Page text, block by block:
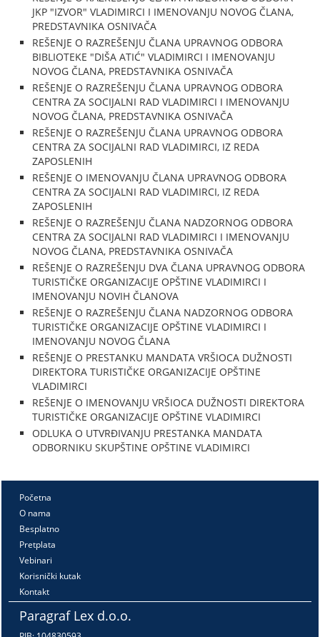
JKP "IZVOR" VLADIMIRCI I IMENOVANJU NOVOG ČLANA,
PREDSTAVNIKA OSNIVAČA
REŠENJE O RAZREŠENJU ČLANA UPRAVNOG ODBORA
BIBLIOTEKE "DIŠA ATIĆ" VLADIMIRCI I IMENOVANJU
NOVOG ČLANA, PREDSTAVNIKA OSNIVAČA
REŠENJE O RAZREŠENJU ČLANA UPRAVNOG ODBORA
CENTRA ZA SOCIJALNI RAD VLADIMIRCI I IMENOVANJU
NOVOG ČLANA, PREDSTAVNIKA OSNIVAČA
REŠENJE O RAZREŠENJU ČLANA UPRAVNOG ODBORA
CENTRA ZA SOCIJALNI RAD VLADIMIRCI, IZ REDA
ZAPOSLENIH
REŠENJE O IMENOVANJU ČLANA UPRAVNOG ODBORA
CENTRA ZA SOCIJALNI RAD VLADIMIRCI, IZ REDA
ZAPOSLENIH
REŠENJE O RAZREŠENJU ČLANA NADZORNOG ODBORA
CENTRA ZA SOCIJALNI RAD VLADIMIRCI I IMENOVANJU
NOVOG ČLANA, PREDSTAVNIKA OSNIVAČA
REŠENJE O RAZREŠENJU DVA ČLANA UPRAVNOG ODBORA
TURISTIČKE ORGANIZACIJE OPŠTINE VLADIMIRCI I
IMENOVANJU NOVIH ČLANOVA
REŠENJE O RAZREŠENJU ČLANA NADZORNOG ODBORA
TURISTIČKE ORGANIZACIJE OPŠTINE VLADIMIRCI I
IMENOVANJU NOVOG ČLANA
REŠENJE O PRESTANKU MANDATA VRŠIOCA DUŽNOSTI
DIREKTORA TURISTIČKE ORGANIZACIJE OPŠTINE
VLADIMIRCI
REŠENJE O IMENOVANJU VRŠIOCA DUŽNOSTI DIREKTORA
TURISTIČKE ORGANIZACIJE OPŠTINE VLADIMIRCI
ODLUKA O UTVRĐIVANJU PRESTANKA MANDATA
ODBORNIKU SKUPŠTINE OPŠTINE VLADIMIRCI
Početna
O nama
Besplatno
Pretplata
Vebinari
Korisnički kutak
Kontakt
Paragraf Lex d.o.o.